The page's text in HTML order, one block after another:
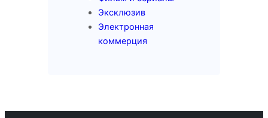
Эксклюзив
Электронная
коммерция